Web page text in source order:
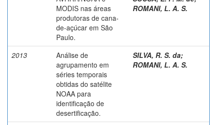
MODIS nas áreas
produtoras de cana-
de-açúcar em São
Paulo.
ROMANI, L. A. S.
2013
Análise de
agrupamento em
séries temporais
obtidas do satélite
NOAA para
identificação de
desertificação.
SILVA, R. S. da;
ROMANI, L. A. S.